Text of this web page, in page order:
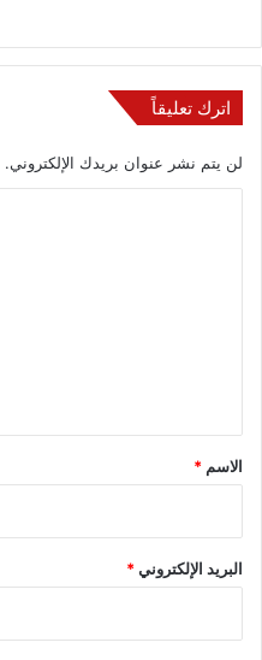
اترك تعليقاً
لن يتم نشر عنوان بريدك الإلكتروني.
*
الاسم *
البريد الإلكتروني*